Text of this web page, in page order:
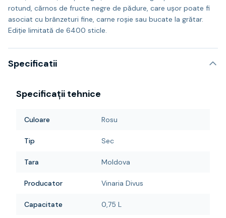
rotund, cărnos de fructe negre de pădure, care ușor poate fi
asociat cu brânzeturi fine, carne roșie sau bucate la grătar.
Ediție limitată de 6400 sticle.
Specificatii
Specificații tehnice
Culoare Rosu
Tip Sec
Tara Moldova
Producator Vinaria Divus
Capacitate 0,75 L